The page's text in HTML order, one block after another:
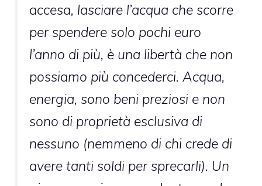
accesa, lasciare l’acqua che scorre
per spendere solo pochi euro
l’anno di più, è una libertà che non
possiamo più concederci. Acqua,
energia, sono beni preziosi e non
sono di proprietà esclusiva di
nessuno (nemmeno di chi crede di
avere tanti soldi per sprecarli). Un